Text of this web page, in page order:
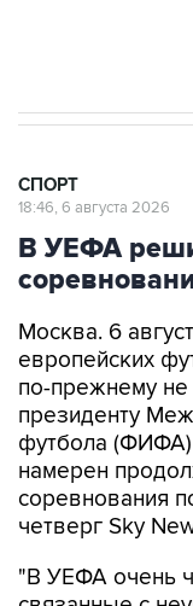
СПОРТ
18:46, 6 августа 2026
В УЕФА
Москва. 6
европейских
по-прежнему
президенту
футбола
намерен
соревнования
четверг Sky
"В УЕФА очень